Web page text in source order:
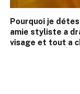
Pourquoi je
amie styliste a
visage et tout a